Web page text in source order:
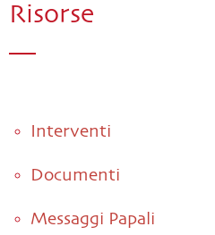
Risorse
Interventi
Documenti
Messaggi Papali